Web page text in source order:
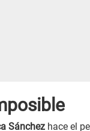
Sánchez hace el